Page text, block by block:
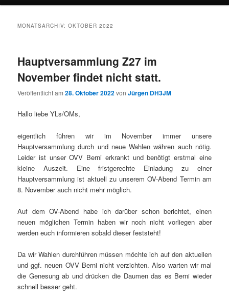
MONATSARCHIV:OKTOBER 2022
Hauptversammlung Z27 im
November findet nicht statt.
Veröffentlicht am28. Oktober 2022vonJürgen DH3JM
Hallo liebe YLs/OMs,
eigentlich führen wir im November immer unsere
Hauptversammlung durch und neue Wahlen währen auch nötig.
Leider ist unser OVV Berni erkrankt und benötigt erstmal eine
kleine Auszeit. Eine fristgerechte Einladung zu einer
Hauptversammlung ist aktuell zu unserem OV-Abend Termin am
8. November auch nicht mehr möglich.
Auf dem OV-Abend habe ich darüber schon berichtet, einen
neuen möglichen Termin haben wir noch nicht vorliegen aber
werden euch informieren sobald dieser feststeht!
Da wir Wahlen durchführen müssen möchte ich auf den aktuellen
und ggf. neuen OVV Berni nicht verzichten. Also warten wir mal
die Genesung ab und drücken die Daumen das es Berni wieder
schnell besser geht.